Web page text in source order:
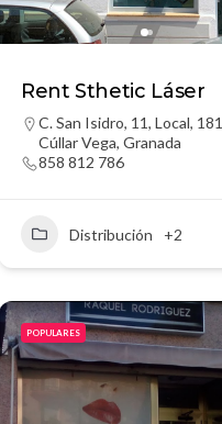
Rent Sthetic Láser
C. San Isidro, 11, Local,
Cúllar Vega, Granada
858 812 786
Distribución +2
POPULARES